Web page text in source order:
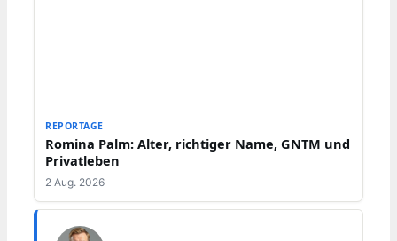
REPORTAGE
Romina Palm: Alter, richtiger Name, GNTM und
Privatleben
2 Aug. 2026